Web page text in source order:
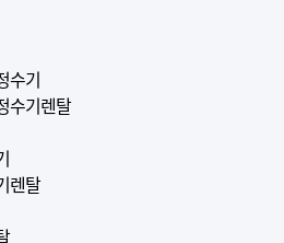
수기
수기렌탈
렌탈